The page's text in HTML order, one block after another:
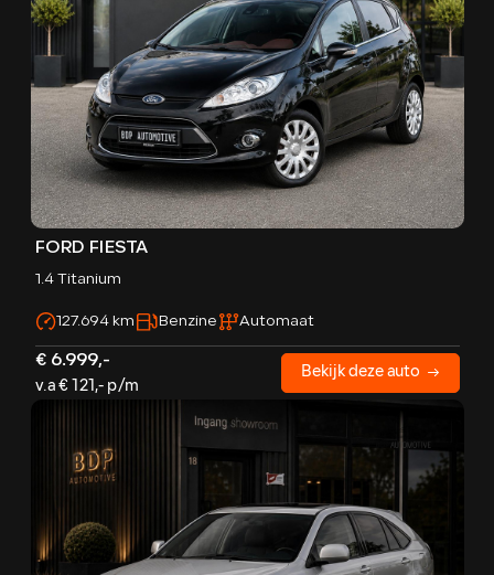
FORD FIESTA
1.4 Titanium
127.694 km Benzine Automaat
€ 6.999,-
v.a € 121,- p/m
Bekijk deze auto